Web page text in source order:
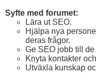
Syfte med forumet:
Lära ut SEO.
Hjälpa nya
deras frågor.
Ge SEO jobb till
Knyta kontakter
Utväxla kunskap